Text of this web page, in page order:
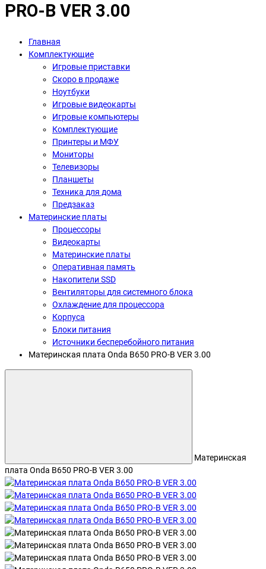
PRO-B VER 3.00
Главная
Комплектующие
Игровые приставки
Скоро в продаже
Ноутбуки
Игровые видеокарты
Игровые компьютеры
Комплектующие
Принтеры и МФУ
Мониторы
Телевизоры
Планшеты
Техника для дома
Предзаказ
Материнские платы
Процессоры
Видеокарты
Материнские платы
Оперативная память
Накопители SSD
Вентиляторы для системного блока
Охлаждение для процессора
Корпуса
Блоки питания
Источники бесперебойного питания
Материнская плата Onda B650 PRO-B VER 3.00
Материнская
плата Onda B650 PRO-B VER 3.00